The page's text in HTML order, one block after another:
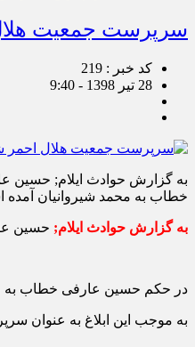
سرپرست جمعیت
کد خبر : 219
28 تیر 1398 - 9:40
به گزارش حوادث ایلام; حسین
خطاب به محمد شیروانیان
به گزارش حوادث ایلام; حسین
در حکم حسین عارفی خطاب به
به موجب این ابلاغ به عنوان